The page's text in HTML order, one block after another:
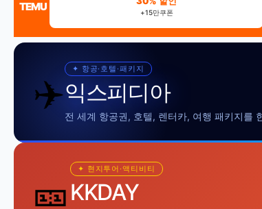
TEMU +15만쿠폰
✈️
✦ 항공·호텔·패키지
익스피디아
전 세계 항공권, 호텔, 렌터카, 여행 패키지를
🎫
✦ 현지투어·액티비티
KKDAY